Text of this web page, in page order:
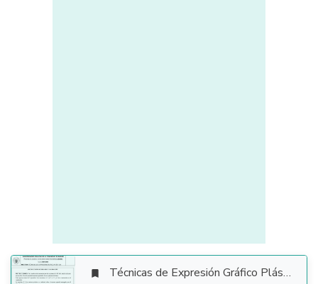
 Técnicas de Expresión Gráfico Plástica